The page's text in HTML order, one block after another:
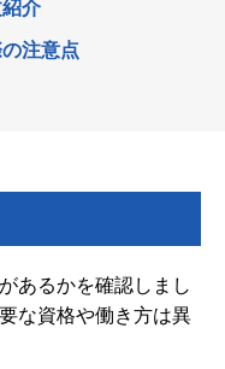
介
注意点
あるかを確認しまし
な資格や働き方は異